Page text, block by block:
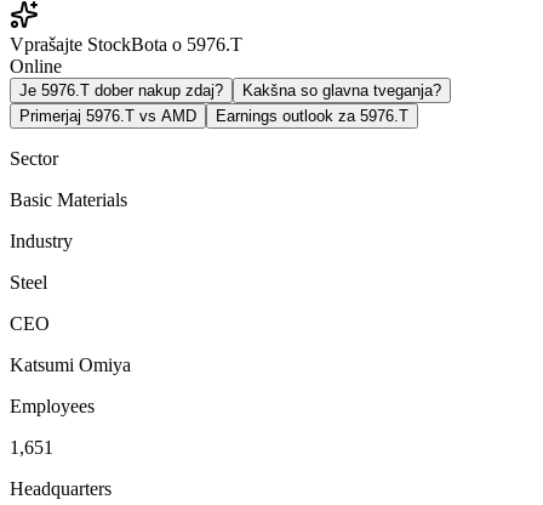
Vprašajte StockBota o 5976.T
Online
Je 5976.T dober nakup zdaj?
Kakšna so glavna tveganja?
Primerjaj 5976.T vs AMD
Earnings outlook za 5976.T
Sector
Basic Materials
Industry
Steel
CEO
Katsumi Omiya
Employees
1,651
Headquarters